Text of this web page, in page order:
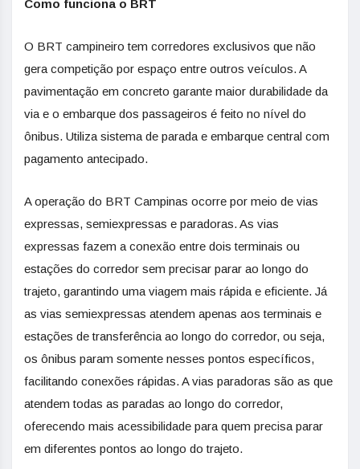
Como funciona o BRT
O BRT campineiro tem corredores exclusivos que não
gera competição por espaço entre outros veículos. A
pavimentação em concreto garante maior durabilidade da
via e o embarque dos passageiros é feito no nível do
ônibus. Utiliza sistema de parada e embarque central com
pagamento antecipado.
A operação do BRT Campinas ocorre por meio de vias
expressas, semiexpressas e paradoras. As vias
expressas fazem a conexão entre dois terminais ou
estações do corredor sem precisar parar ao longo do
trajeto, garantindo uma viagem mais rápida e eficiente. Já
as vias semiexpressas atendem apenas aos terminais e
estações de transferência ao longo do corredor, ou seja,
os ônibus param somente nesses pontos específicos,
facilitando conexões rápidas. A vias paradoras são as que
atendem todas as paradas ao longo do corredor,
oferecendo mais acessibilidade para quem precisa parar
em diferentes pontos ao longo do trajeto.